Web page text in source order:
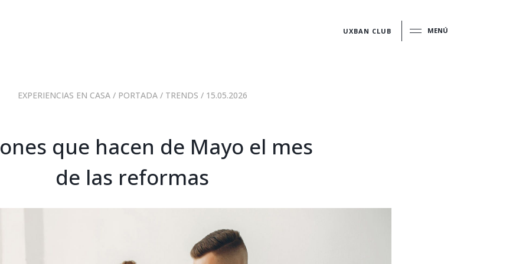
UXBAN CLUB MENÚ
EXPERIENCIAS EN CASA / PORTADA / TRENDS / 15.05.2026
que hacen de Mayo el mes
de las reformas